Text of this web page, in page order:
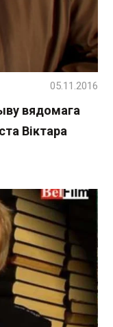
вядомага
Віктара
05.11.2016